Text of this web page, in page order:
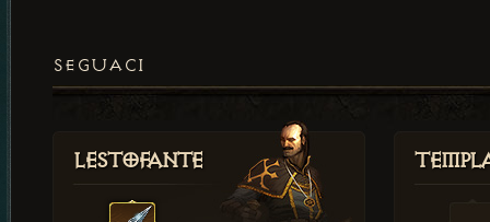
SEGUACI
Lestofante